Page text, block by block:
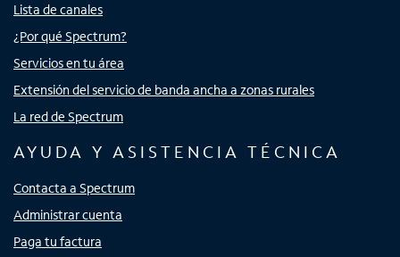
Lista de canales
¿Por qué Spectrum?
Servicios en tu área
Extensión del servicio de banda ancha a zonas rurales
La red de Spectrum
AYUDA Y ASISTENCIA TÉCNICA
Contacta a Spectrum
Administrar cuenta
Paga tu factura